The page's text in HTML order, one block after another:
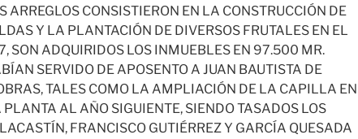
ARREGLOS CONSISTIERON EN LA CONSTRUCCIÓN DE
Y LA PLANTACIÓN DE DIVERSOS FRUTALES EN EL
SON ADQUIRIDOS LOS INMUEBLES EN 97.500 MR.
SERVIDO DE APOSENTO A JUAN BAUTISTA DE
TALES COMO LA AMPLIACIÓN DE LA CAPILLA EN
AL AÑO SIGUIENTE, SIENDO TASADOS LOS
FRANCISCO GUTIÉRREZ Y GARCÍA QUESADA